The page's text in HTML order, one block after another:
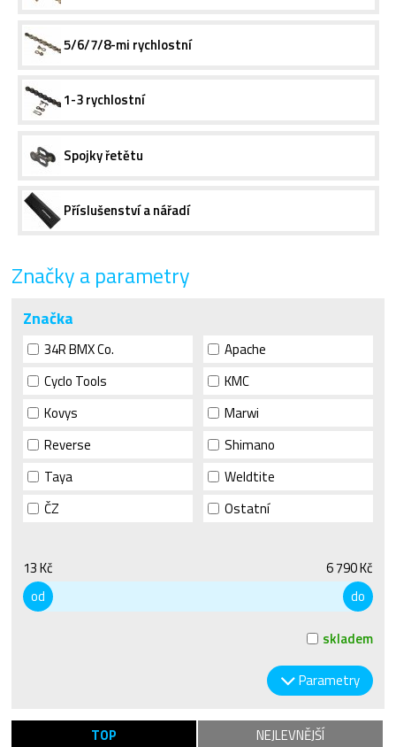
5/6/7/8-mi rychlostní
1-3 rychlostní
Spojky řetětu
Příslušenství a nářadí
Značky a parametry
Značka
34R BMX Co.
Apache
Cyclo Tools
KMC
Kovys
Marwi
Reverse
Shimano
Taya
Weldtite
ČZ
Ostatní
13 Kč
6 790 Kč
od
do
skladem
Parametry
TOP
NEJLEVNĚJŠÍ